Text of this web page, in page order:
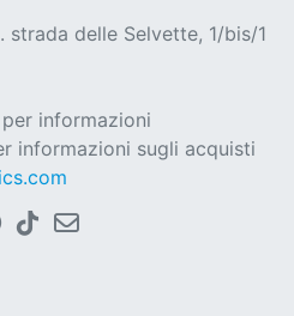
strada delle Selvette, 1/bis/1
informazioni
informazioni sugli acquisti